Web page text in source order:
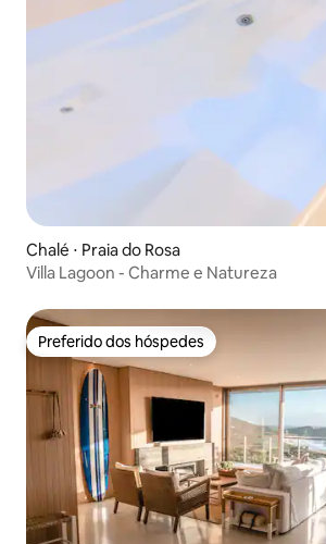
Chalé ⋅ Praia do Rosa
Villa Lagoon - Charme e Natureza
Preferido dos hóspedes
Preferido dos hóspedes